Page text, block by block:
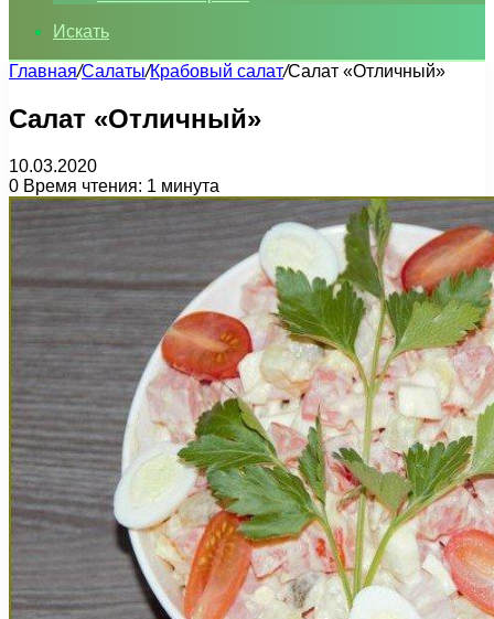
Искать
Главная/Салаты/Крабовый салат/Салат «Отличный»
Салат «Отличный»
10.03.2020
0 Время чтения: 1 минута